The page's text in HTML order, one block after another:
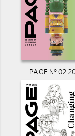
PAGE N° 02